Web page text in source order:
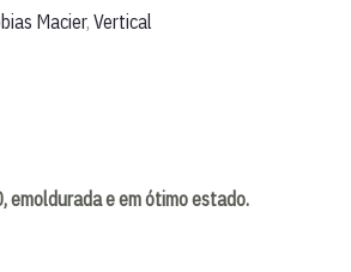
Macier, Vertical
emoldurada e em ótimo estado.